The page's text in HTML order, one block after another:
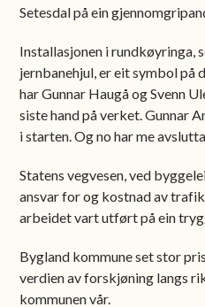
Setesdal på ein
Installasjonen i rundkøyringa,
jernbanehjul, er eit symbol på
har Gunnar Haugå og Svenn
siste hand på verket. Gunnar
i starten. Og no har me
Statens vegvesen, ved
ansvar for og kostnad av
arbeidet vart utført på ein
Bygland kommune set stor
verdien av forskjøning langs
kommunen vår.